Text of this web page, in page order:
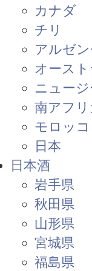
カナダ
チリ
アルゼ
オース
ニュー
南アフ
モロッコ
日本
日本酒
岩手県
秋田県
山形県
宮城県
福島県